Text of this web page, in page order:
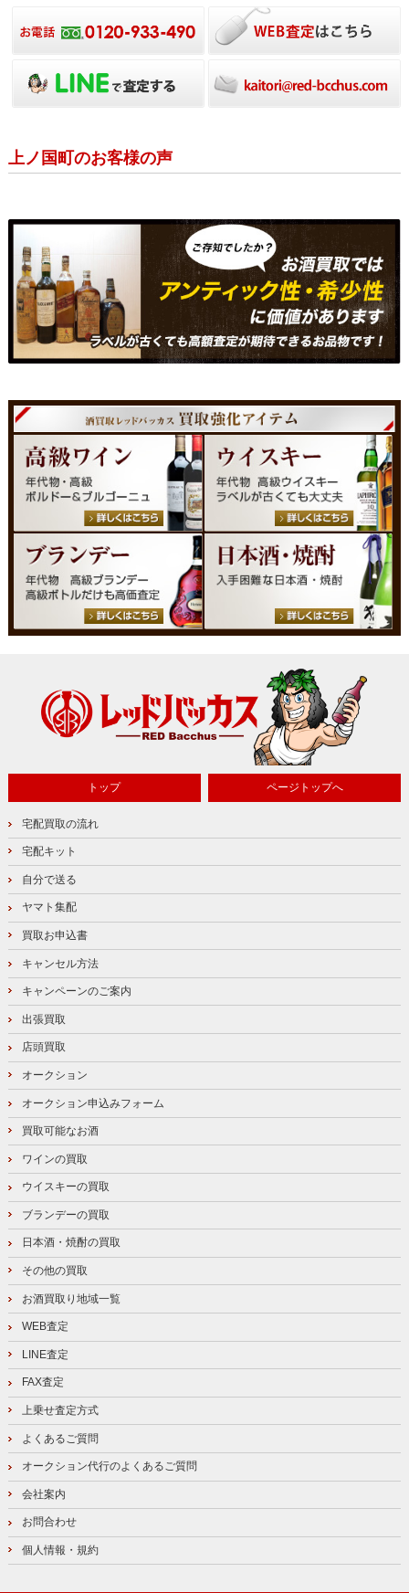
上ノ国町のお客様の声
トップ ページトップへ
宅配買取の流れ
宅配キット
自分で送る
ヤマト集配
買取お申込書
キャンセル方法
キャンペーンのご案内
出張買取
店頭買取
オークション
オークション申込みフォーム
買取可能なお酒
ワインの買取
ウイスキーの買取
ブランデーの買取
日本酒・焼酎の買取
その他の買取
お酒買取り地域一覧
WEB査定
LINE査定
FAX査定
上乗せ査定方式
よくあるご質問
オークション代行のよくあるご質問
会社案内
お問合わせ
個人情報・規約